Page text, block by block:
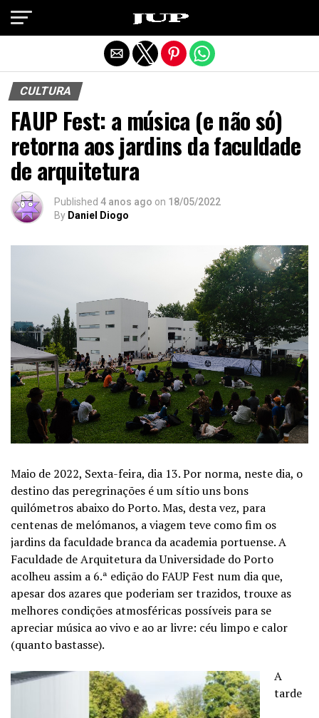
CULTURA
FAUP Fest: a música (e não só)
retorna aos jardins da faculdade
de arquitetura
Published 4 anos ago on 18/05/2022
By Daniel Diogo
Maio de 2022, Sexta-feira, dia 13. Por norma, neste dia, o
destino das peregrinações é um sítio uns bons
quilómetros abaixo do Porto. Mas, desta vez, para
centenas de melómanos, a viagem teve como fim os
jardins da faculdade branca da academia portuense. A
Faculdade de Arquitetura da Universidade do Porto
acolheu assim a 6.ª edição do FAUP Fest num dia que,
apesar dos azares que poderiam ser trazidos, trouxe as
melhores condições atmosféricas possíveis para se
apreciar música ao vivo e ao ar livre: céu limpo e calor
(quanto bastasse).
A
tarde
Exit mobile version